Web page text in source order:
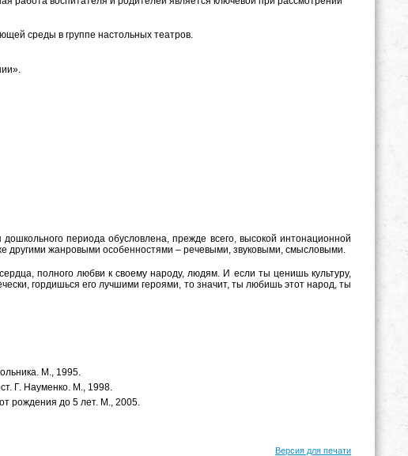
развивающей среды в группе настольных театров.
периода обусловлена, прежде всего, высокой интонационной
другими жанровыми особенностями – речевыми, звуковыми, смысловыми.
полного любви к своему народу, людям. И если ты ценишь культуру,
гордишься его лучшими героями, то значит, ты любишь этот народ, ты
М., 1995.
Г. Науменко. М., 1998.
рождения до 5 лет. М., 2005.
Версия для печати